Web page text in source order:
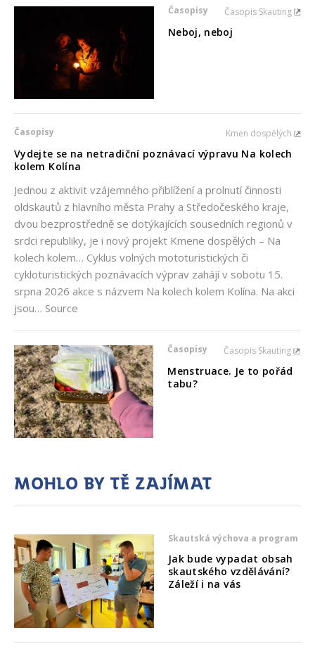
Časopisy Časopis Skauting
Neboj, neboj
Časopisy Kmen dospělých
Vydejte se na netradiční poznávací výpravu Na kolech
kolem Kolína
Jednou z aktivit vzájemného přiblížení a prolnutí činnosti
oldskautů z hlavního města Prahy a Středočeského kraje,
dvou bezprostředně se dotýkajících sousedních regionů v
srdci republiky, je i nový projekt Kmene dospělých – Na
kolech kolem… Cyklus volných mototuristických či
cykloturistických poznávacích výprav zahájí v sobotu 15.
srpna 2026 akce s názvem Na kolech kolem Kolína. Na akci
jsou… Source
Časopisy Časopis Skauting
Menstruace. Je to pořád
tabu?
Mohlo by tě zajímat
Skautská výchova a program
Jak bude vypadat obsah
skautského vzdělávání?
Záleží i na vás